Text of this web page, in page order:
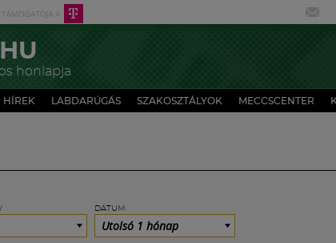
honlapja
HÍREK LABDARÚGÁS SZAKOSZTÁLYOK MECCSCENTER
DÁTUM
Utolsó 1 hónap